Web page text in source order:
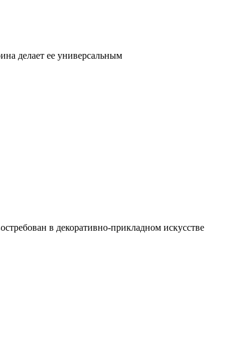
делает ее универсальным
в декоративно-прикладном искусстве